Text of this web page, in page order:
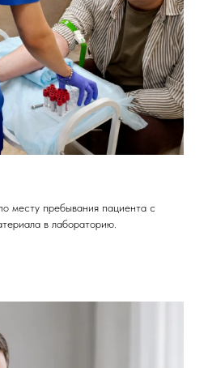
месту пребывания пациента с
в лабораторию.